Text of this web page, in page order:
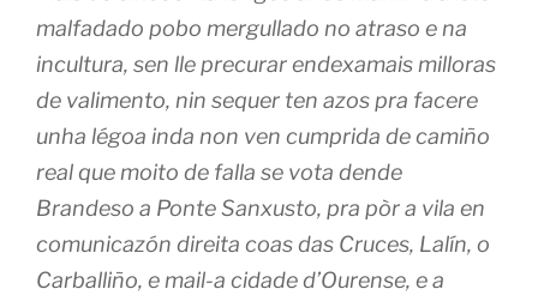
malfadado pobo mergullado no atraso e na
incultura, sen lle precurar endexamais milloras
de valimento, nin sequer ten azos pra facere
unha légoa inda non ven cumprida de camiño
real que moito de falla se vota dende
Brandeso a Ponte Sanxusto, pra pòr a vila en
comunicazón direita coas das Cruces, Lalín, o
Carballiño, e mail-a cidade d’Ourense, e a